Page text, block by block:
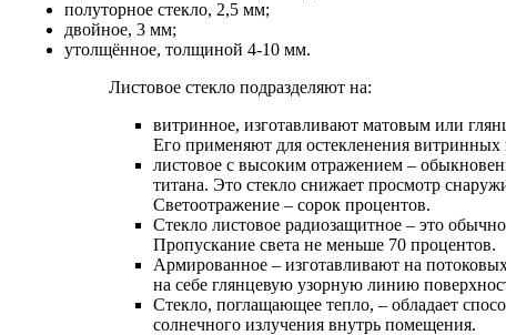
полуторное стекло, 2,5 мм;
двойное, 3 мм;
утолщённое, толщиной 4-10 мм.
Листовое стекло подразделяют на:
витринное, изготавливают матовым или
Его применяют для остекленения витринных
листовое с высоким отражением –
титана. Это стекло снижает просмотр
Светоотражение – сорок процентов.
Cтекло листовое радиозащитное – это
Пропускание света не меньше 70 процентов.
Армированное – изготавливают на
на себе глянцевую узорную линию
Стекло, поглащающее тепло, – обладает
солнечного излучения внутрь помещения.